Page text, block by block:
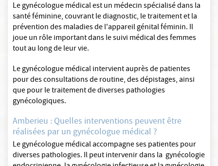
Le gynécologue médical est un médecin spécialisé dans la
santé féminine, couvrant le diagnostic, le traitement et la
prévention des maladies de l'appareil génital féminin. Il
joue un rôle important dans le suivi médical des femmes
tout au long de leur vie.
Le gynécologue médical intervient auprès de patientes
pour des consultations de routine, des dépistages, ainsi
que pour le traitement de diverses pathologies
gynécologiques.
Amberieu : Quelles interventions peuvent être
réalisées par un gynécologue médical ?
Le gynécologue médical accompagne ses patientes pour
diverses pathologies. Il peut intervenir dans la gynécologie